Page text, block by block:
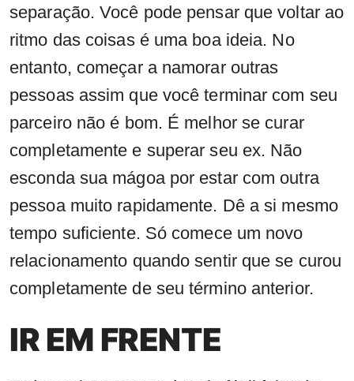
separação. Você pode pensar que voltar ao
ritmo das coisas é uma boa ideia. No
entanto, começar a namorar outras
pessoas assim que você terminar com seu
parceiro não é bom. É melhor se curar
completamente e superar seu ex. Não
esconda sua mágoa por estar com outra
pessoa muito rapidamente. Dê a si mesmo
tempo suficiente. Só comece um novo
relacionamento quando sentir que se curou
completamente de seu término anterior.
IR EM FRENTE